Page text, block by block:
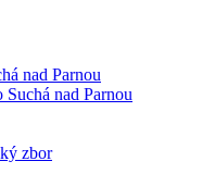
nad Parnou
Suchá nad Parnou
zbor